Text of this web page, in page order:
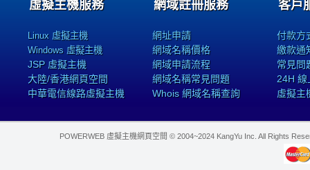
虛擬主機服務
Linux 虛擬主機
Windows 虛擬主機
JSP 虛擬主機
大陸/香港網頁空間
中華電信線路虛擬主機
網域註冊服務
網址申請
網域名稱價格
網域申請流程
網域名稱常見問題
Whois 網域名稱查詢
客戶
付款方
繳款通
常見問
24H 線
虛擬主
POWERWEB 虛擬主機網頁空間 © 2004~2024 KangYu Inc. All Rights